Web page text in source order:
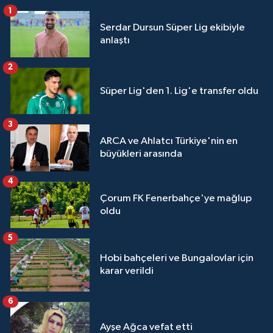
Serdar Dursun Süper Lig ekibiyle
anlaştı
1
Süper Lig'den 1. Lig'e transfer oldu
2
ARCA ve Ahlatcı Türkiye'nin en
büyükleri arasında
3
Çorum FK Fenerbahçe'ye mağlup
oldu
4
Hobi bahçeleri ve Bungalovlar için
karar verildi
5
Ayşe Ağca vefat etti
6